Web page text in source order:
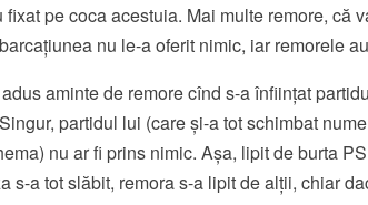
pe coca acestuia. Mai multe remore, că
nu le-a oferit nimic, iar remorele
aminte de remore cînd s-a înființat
partidul lui (care și-a tot schimbat
nu ar fi prins nimic. Așa, lipit de burta
s-a tot slăbit, remora s-a lipit de alții, chiar